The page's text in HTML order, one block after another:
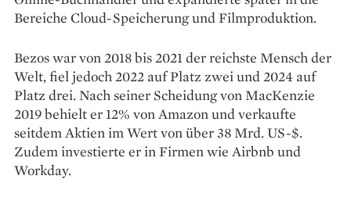
Bereiche Cloud-Speicherung und Filmproduktion.
Bezos war von 2018 bis 2021 der reichste Mensch der
Welt, fiel jedoch 2022 auf Platz zwei und 2024 auf
Platz drei. Nach seiner Scheidung von MacKenzie
2019 behielt er 12% von Amazon und verkaufte
seitdem Aktien im Wert von über 38 Mrd. US-$.
Zudem investierte er in Firmen wie Airbnb und
Workday.